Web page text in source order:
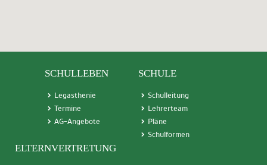
SCHULLEBEN
Legasthenie
Termine
AG-Angebote
SCHULE
Schulleitung
Lehrerteam
Pläne
Schulformen
ELTERNVERTRETUNG